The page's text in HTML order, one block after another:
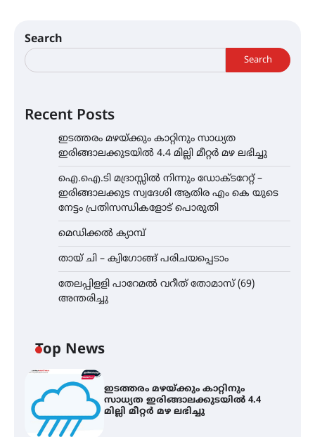
Search
Search
Recent Posts
ഇടത്തരം മഴയ്ക്കും കാറ്റിനും സാധ്യത
ഇരിങ്ങാലക്കുടയിൽ 4.4 മില്ലി മീറ്റർ മഴ ലഭിച്ചു
ഐ.ഐ.ടി മദ്രാസ്സിൽ നിന്നും ഡോക്ടറേറ്റ് –
ഇരിങ്ങാലക്കുട സ്വദേശി ആതിര എം കെ യുടെ
നേട്ടം പ്രതിസന്ധികളോട് പൊരുതി
മെഡിക്കൽ ക്യാമ്പ്
തായ് ചി – ക്വിഗോങ്ങ് പരിചയപ്പെടാം
തേലപ്പിളളി പാറേമൽ വറീത് തോമാസ് (69)
അന്തരിച്ചു
Top News
ഇടത്തരം മഴയ്ക്കും കാറ്റിനും
സാധ്യത ഇരിങ്ങാലക്കുടയിൽ 4.4
മില്ലി മീറ്റർ മഴ ലഭിച്ചു